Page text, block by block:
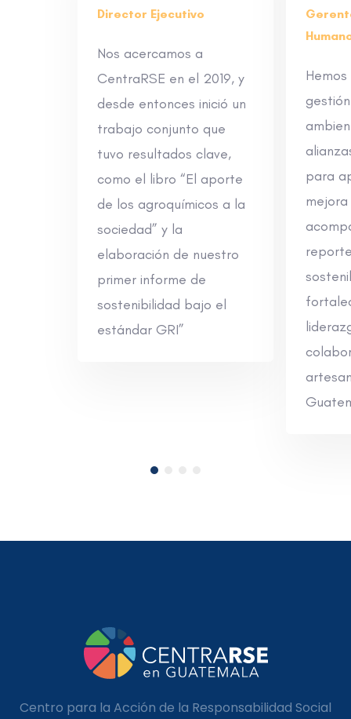
Director Ejecutivo
Nos acercamos a
CentraRSE en el 2019, y
desde entonces inició un
trabajo conjunto que
tuvo resultados clave,
como el libro “El aporte
de los agroquímicos a la
sociedad” y la
elaboración de nuestro
primer informe de
sostenibilidad bajo el
estándar GRI”
para
Centro para la Acción de la Responsabilidad Social